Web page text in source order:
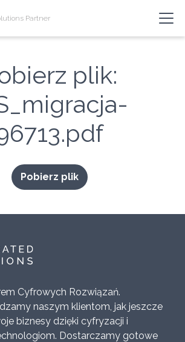
Partner
plik:
Pobierz plik
Cyfrowych Rozwiązań.
naszym klientom, jak jeszcze
biznesy dzięki cyfryzacji i
Dostarczamy gotowe